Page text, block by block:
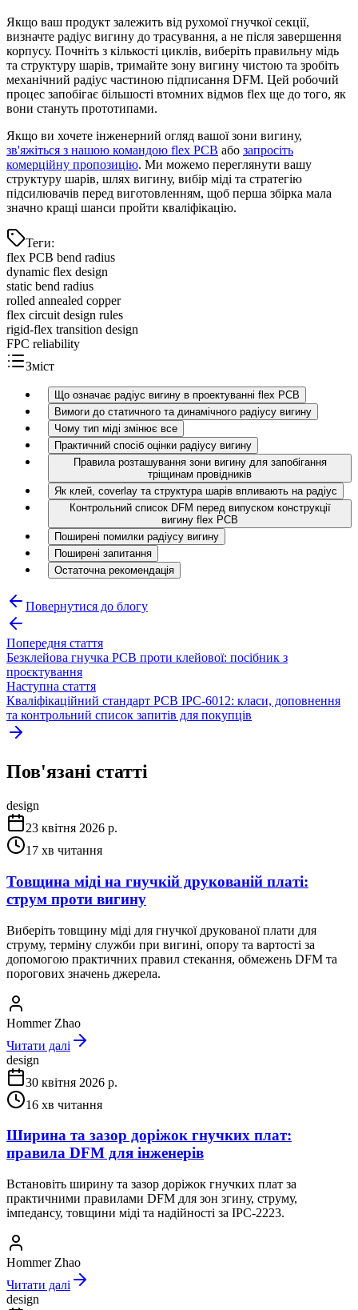
Якщо ваш продукт залежить від рухомої гнучкої секції,
визначте радіус вигину до трасування, а не після завершення
корпусу. Почніть з кількості циклів, виберіть правильну мідь
та структуру шарів, тримайте зону вигину чистою та зробіть
механічний радіус частиною підписання DFM. Цей робочий
процес запобігає більшості втомних відмов flex ще до того, як
вони стануть прототипами.
Якщо ви хочете інженерний огляд вашої зони вигину,
зв'яжіться з нашою командою flex PCB або запросіть
комерційну пропозицію. Ми можемо переглянути вашу
структуру шарів, шлях вигину, вибір міді та стратегію
підсилювачів перед виготовленням, щоб перша збірка мала
значно кращі шанси пройти кваліфікацію.
Теги:
flex PCB bend radius
dynamic flex design
static bend radius
rolled annealed copper
flex circuit design rules
rigid-flex transition design
FPC reliability
Зміст
Що означає радіус вигину в проектуванні flex PCB
Вимоги до статичного та динамічного радіусу вигину
Чому тип міді змінює все
Практичний спосіб оцінки радіусу вигину
Правила розташування зони вигину для запобігання
тріщинам провідників
Як клей, coverlay та структура шарів впливають на радіус
Контрольний список DFM перед випуском конструкції
вигину flex PCB
Поширені помилки радіусу вигину
Поширені запитання
Остаточна рекомендація
Повернутися до блогу
Попередня стаття
Безклейова гнучка PCB проти клейової: посібник з
проєктування
Наступна стаття
Кваліфікаційний стандарт PCB IPC-6012: класи, доповнення
та контрольний список запитів для покупців
Пов'язані статті
design
23 квітня 2026 р.
17 хв читання
Товщина міді на гнучкій друкованій платі:
струм проти вигину
Виберіть товщину міді для гнучкої друкованої плати для
струму, терміну служби при вигині, опору та вартості за
допомогою практичних правил стекання, обмежень DFM та
порогових значень джерела.
Hommer Zhao
Читати далі
design
30 квітня 2026 р.
16 хв читання
Ширина та зазор доріжок гнучких плат:
правила DFM для інженерів
Встановіть ширину та зазор доріжок гнучких плат за
практичними правилами DFM для зон згину, струму,
імпедансу, товщини міді та надійності за IPC-2223.
Hommer Zhao
Читати далі
design